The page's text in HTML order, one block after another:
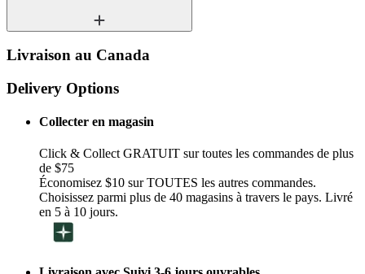
Livraison au Canada
Delivery Options
Collecter en magasin
Click & Collect GRATUIT sur toutes les commandes de plus
de $75
Économisez $10 sur TOUTES les autres commandes.
Choisissez parmi plus de 40 magasins à travers le pays. Livré
en 5 à 10 jours.